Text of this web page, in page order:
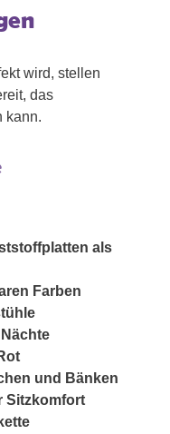
wird, stellen
das
kann.
als
Farben
und Bänken
Sitzkomfort